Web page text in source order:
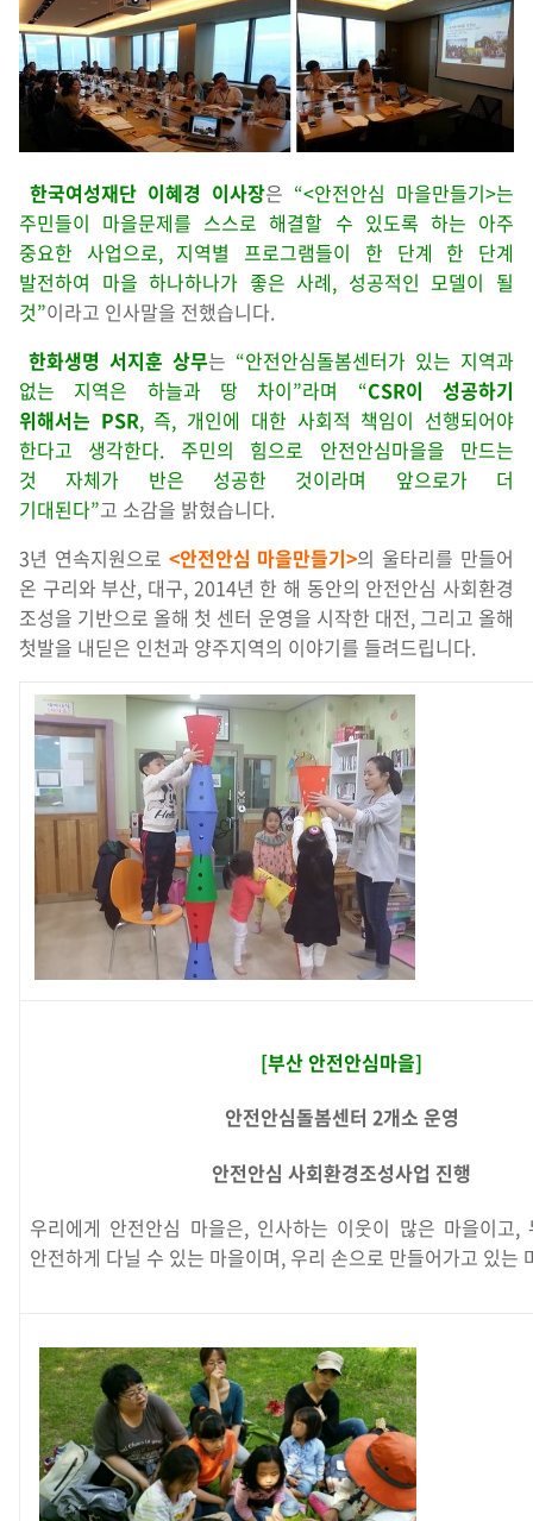
한국여성재단 이혜경 이사장은 “<안전안심 마을만들기>는
주민들이 마을문제를 스스로 해결할 수 있도록 하는 아주
중요한 사업으로, 지역별 프로그램들이 한 단계 한 단계
발전하여 마을 하나하나가 좋은 사례, 성공적인 모델이 될
것”이라고 인사말을 전했습니다.
한화생명 서지훈 상무는 “안전안심돌봄센터가 있는 지역과
없는 지역은 하늘과 땅 차이”라며 “CSR이 성공하기
위해서는 PSR, 즉, 개인에 대한 사회적 책임이 선행되어야
한다고 생각한다. 주민의 힘으로 안전안심마을을 만드는
것 자체가 반은 성공한 것이라며 앞으로가 더
기대된다”고 소감을 밝혔습니다.
3년 연속지원으로 <안전안심 마을만들기>의 울타리를 만들어
온 구리와 부산, 대구, 2014년 한 해 동안의 안전안심 사회환경
조성을 기반으로 올해 첫 센터 운영을 시작한 대전, 그리고 올해
첫발을 내딛은 인천과 양주지역의 이야기를 들려드립니다.
[부산 안전안심마을]
안전안심돌봄센터 2개소 운영
안전안심 사회환경조성사업 진행
우리에게 안전안심 마을은, 인사하는 이웃이 많은 마을이고,
안전하게 다닐 수 있는 마을이며, 우리 손으로 만들어가고 있는